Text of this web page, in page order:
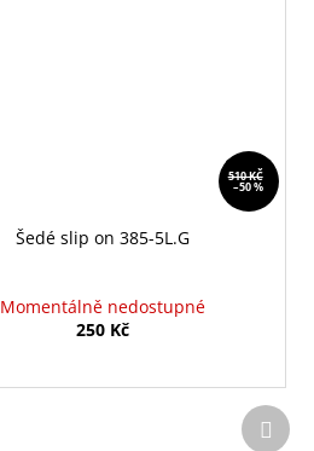
510 KČ
–50 %
Šedé slip on 385-5L.G
Momentálně nedostupné
250 Kč
Další